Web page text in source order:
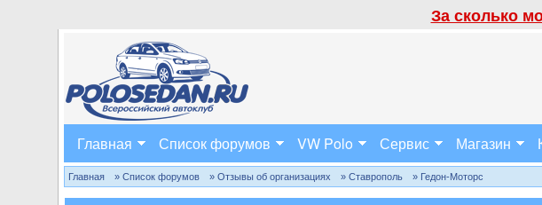
За сколько
Главная Список форумов VW Polo Сервис Магазин
Главная » Список форумов » Отзывы об организациях » Ставрополь » Гедон-Моторс